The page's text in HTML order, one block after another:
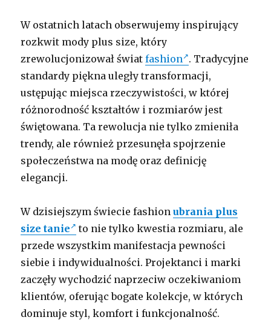
W ostatnich latach obserwujemy inspirujący
rozkwit mody plus size, który
zrewolucjonizował światfashion . Tradycyjne
standardy piękna uległy transformacji,
ustępując miejsca rzeczywistości, w której
różnorodność kształtów i rozmiarów jest
świętowana. Ta rewolucja nie tylko zmieniła
trendy, ale również przesunęła spojrzenie
społeczeństwa na modę oraz definicję
elegancji.
W dzisiejszym świecie fashionubrania plus
size tanie
to nie tylko kwestia rozmiaru, ale
przede wszystkim manifestacja pewności
siebie i indywidualności. Projektanci i marki
zaczęły wychodzić naprzeciw oczekiwaniom
klientów, oferując bogate kolekcje, w których
dominuje styl, komfort i funkcjonalność.